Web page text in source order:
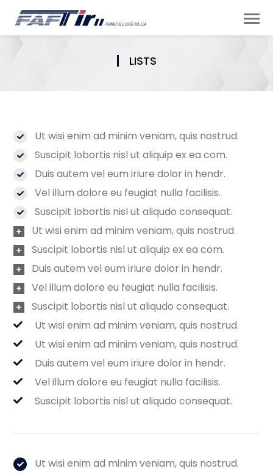
LISTS
Ut wisi enim ad minim veniam, quis nostrud.
Suscipit lobortis nisl ut aliquip ex ea com.
Duis autem vel eum iriure dolor in hendr.
Vel illum dolore eu feugiat nulla facilisis.
Suscipit lobortis nisl ut aliqudo consequat.
Ut wisi enim ad minim veniam, quis nostrud.
Suscipit lobortis nisl ut aliquip ex ea com.
Duis autem vel eum iriure dolor in hendr.
Vel illum dolore eu feugiat nulla facilisis.
Suscipit lobortis nisl ut aliqudo consequat.
Ut wisi enim ad minim veniam, quis nostrud.
Ut wisi enim ad minim veniam, quis nostrud.
Duis autem vel eum iriure dolor in hendr.
Vel illum dolore eu feugiat nulla facilisis.
Suscipit lobortis nisl ut aliqudo consequat.
Ut wisi enim ad minim veniam, quis nostrud.